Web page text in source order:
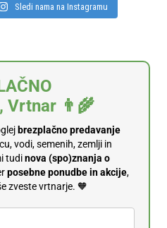
Sledi nama na Instagramu
Vrtnar 👨‍🌾
brezplačno predavanje
vodi, semenih, zemlji in
tudinova (spo)znanja o
posebne ponudbe in akcije,
zveste vrtnarje. 🧡